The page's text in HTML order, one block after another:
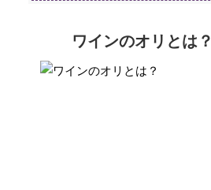
ワインのオリとは？